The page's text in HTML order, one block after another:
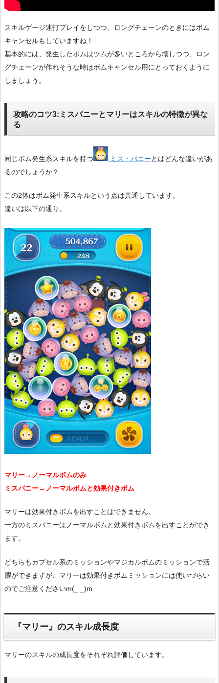
スキルゲージ連打プレイをしつつ、ロングチェーンのときにはボム
キャンセルもしていますね！
基本的には、発生したボムはツムが多いところから壊しつつ、ロン
グチェーンが作れそうな時はボムキャンセル用にとっておくように
しましょう。
攻略のコツ3:ミスバニーとマリーはスキルの特徴が異な
る
同じボム発生系スキルを持つ ミス・バニーとはどんな違いがあ
るのでしょうか？
この2体はボム発生系スキルという点は共通しています。
違いは以下の通り。
マリー→ノーマルボムのみ
ミスバニー→ノーマルボムと効果付きボム
マリーは効果付きボムを出すことはできません。
一方のミスバニーはノーマルボムと効果付きボムを出すことができ
ます。
どちらもカプセル系のミッションやマジカルボムのミッションで活
躍ができますが、マリーは効果付きボムミッションには使いづらい
のでご注意くださいm(_ _)m
『マリー』のスキル成長度
マリーのスキルの成長度をそれぞれ評価しています。